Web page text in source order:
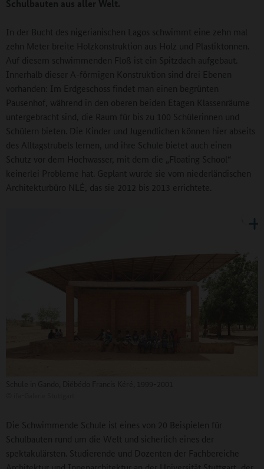
Schulbauten aus aller Welt.
In der Bucht des nigerianischen Lagos schwimmt eine zehn mal
zehn Meter breite Holzkonstruktion aus Holz und Plastiktonnen.
Auf diesem schwimmenden Floß ist ein Spitzdach aufgebaut.
Innerhalb dieser A-förmigen Konstruktion sind drei Ebenen
vorhanden: Im Erdgeschoss findet man einen begrünten
Pausenhof, während in den oberen beiden Etagen Klassenräume
untergebracht sind, die Raum für bis zu 100 Schülerinnen und
Schülern bieten. Die Kinder und Jugendlichen können hier abseits
des Alltagstrubels lernen, und ihre Schule bietet auch einen
Schutz vor dem Hochwasser, mit dem die „Floating School“
keinerlei Probleme hat. Geplant wurde sie vom niederländischen
Architekturbüro NLÉ, das sie 2012 bis 2013 errichtete.
Die Schwimmende Schule ist eines von 20 Beispielen für
Schulbauten rund um die Welt und sicherlich eines der
spektakulärsten. Studierende und Dozenten der Fachbereiche